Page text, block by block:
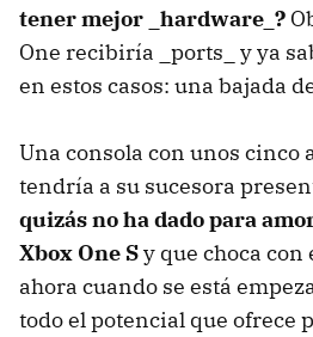
tener mejor _hardware_?
One recibiría _ports_ y ya
en estos casos: una bajada
Una consola con unos cinco
tendría a su sucesora
quizás no ha dado para
Xbox One Sy que choca con
ahora cuando se está
todo el potencial que ofrece